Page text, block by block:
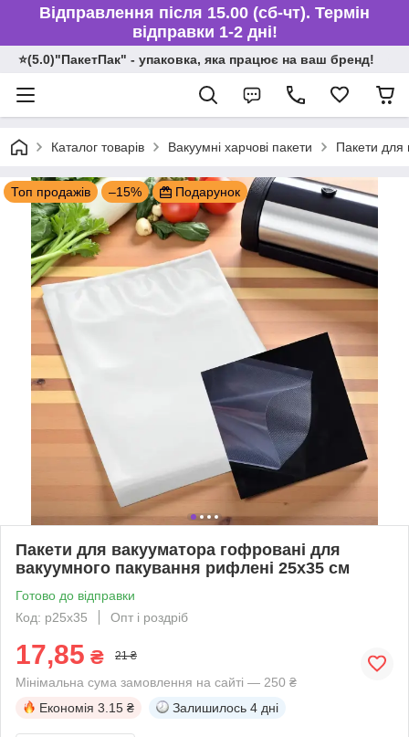
Відправлення після 15.00 (сб-чт). Термін
відправки 1-2 дні!
⭐️(5.0)"ПакетПак" - упаковка, яка працює на ваш бренд!
Каталог товарів Вакуумні харчові пакети Пакети для
Топ продажів –15% Подарунок
Пакети для вакууматора гофровані для
вакуумного пакування рифлені 25х35 см
Готово до відправки
Код: р25х35
Опт і роздріб
17,85 ₴ 21 ₴
Мінімальна сума замовлення на сайті — 250 ₴
Економія 3.15 ₴ Залишилось 4 дні